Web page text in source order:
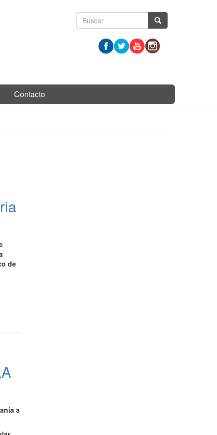
Formulario
búsqueda
Contacto
de
a